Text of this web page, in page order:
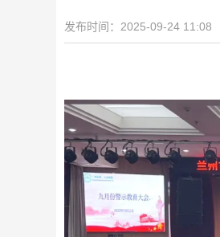
发布时间：2025-09-24 11:08